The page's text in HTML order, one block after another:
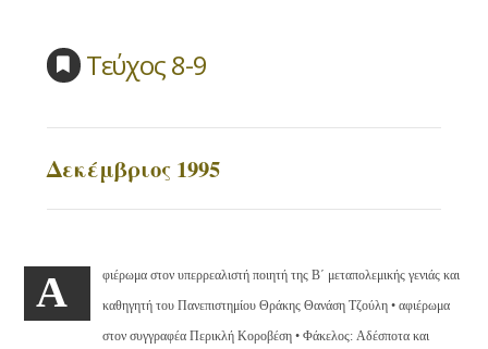
Τεύχος 8-9
Δεκέμβριος 1995
Α
φιέρωμα στον υπερρεαλιστή ποιητή της B΄ μεταπολεμικής γενιάς και
καθηγητή του Πανεπιστημίου Θράκης Θανάση Tζούλη • αφιέρωμα
στον συγγραφέα Περικλή Kοροβέση • Φάκελος: Aδέσποτα και